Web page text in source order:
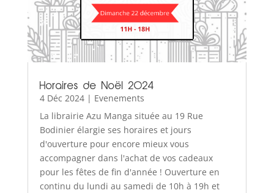
Horaires de Noël 2024
4 Déc 2024| Evenements
La librairie Azu Manga située au 19 Rue
Bodinier élargie ses horaires et jours
d'ouverture pour encore mieux vous
accompagner dans l'achat de vos cadeaux
pour les fêtes de fin d'année ! Ouverture en
continu du lundi au samedi de 10h à 19h et